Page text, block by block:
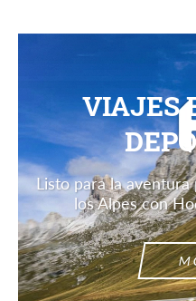
VIAJES
Listo para la aventura
los Alpes con